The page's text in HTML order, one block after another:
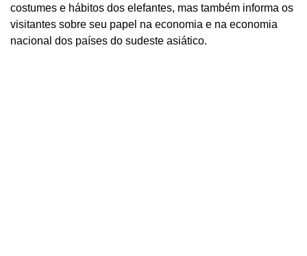
costumes e hábitos dos elefantes, mas também informa os
visitantes sobre seu papel na economia e na economia
nacional dos países do sudeste asiático.